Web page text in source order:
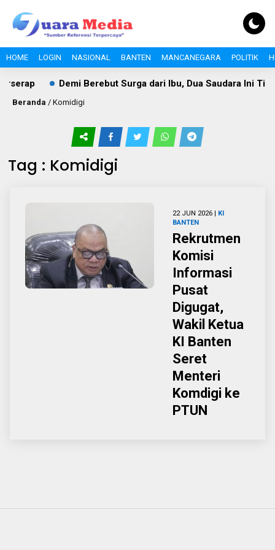
HOME LOGIN NASIONAL BANTEN MANCANEGARA POLITIK
Demi Berebut Surga dari Ibu, Dua Saudara Ini
Beranda / Komidigi
Tag : Komidigi
22 JUN 2026 | KI
BANTEN
Rekrutmen
Komisi
Informasi
Pusat
Digugat,
Wakil Ketua
KI Banten
Seret
Menteri
Komdigi ke
PTUN